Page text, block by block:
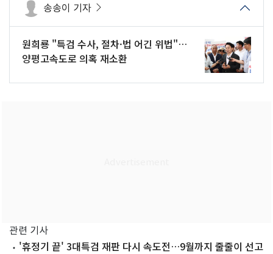
송송이 기자
원희룡 "특검 수사, 절차·법 어긴 위법"…
양평고속도로 의혹 재소환
관련 기사
'휴정기 끝' 3대특검 재판 다시 속도전…9월까지 줄줄이 선고